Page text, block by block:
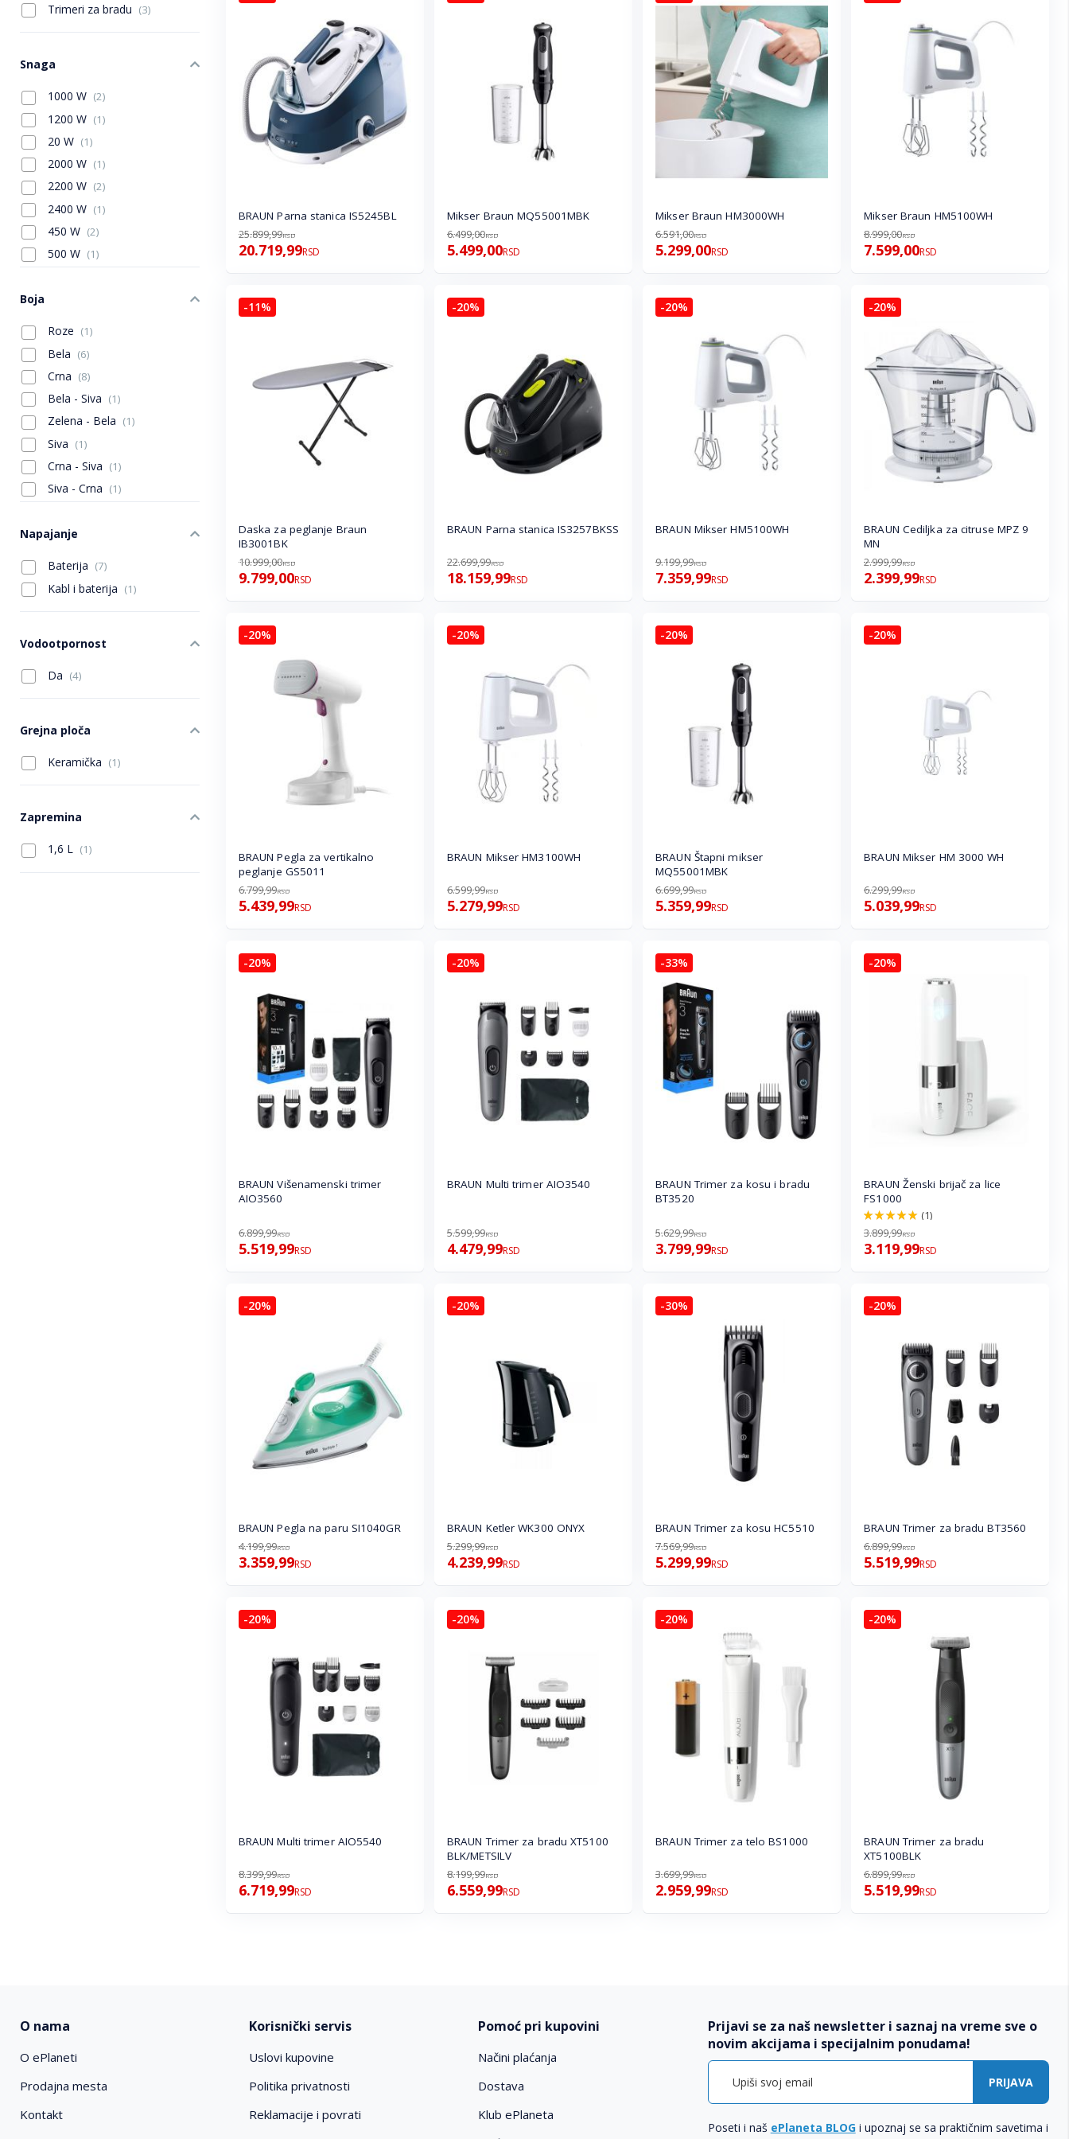
BRAUN Parna stanica IS5245BL
25.899,99RSD
20.719,99RSD
Mikser Braun MQ55001MBK
6.499,00RSD
5.499,00RSD
Mikser Braun HM3000WH
6.591,00RSD
5.299,00RSD
Mikser Braun HM5100WH
8.999,00RSD
7.599,00RSD
-11%
Daska za peglanje Braun
IB3001BK
10.999,00RSD
9.799,00RSD
-20%
BRAUN Parna stanica IS3257BKSS
22.699,99RSD
18.159,99RSD
-20%
BRAUN Mikser HM5100WH
9.199,99RSD
7.359,99RSD
-20%
BRAUN Cediljka za citruse MPZ 9
MN
2.999,99RSD
2.399,99RSD
-20%
BRAUN Pegla za vertikalno
peglanje GS5011
6.799,99RSD
5.439,99RSD
-20%
BRAUN Mikser HM3100WH
6.599,99RSD
5.279,99RSD
-20%
BRAUN Štapni mikser
MQ55001MBK
6.699,99RSD
5.359,99RSD
-20%
BRAUN Mikser HM 3000 WH
6.299,99RSD
5.039,99RSD
-20%
BRAUN Višenamenski trimer
AIO3560
6.899,99RSD
5.519,99RSD
-20%
BRAUN Multi trimer AIO3540
5.599,99RSD
4.479,99RSD
-33%
BRAUN Trimer za kosu i bradu
BT3520
5.629,99RSD
3.799,99RSD
-20%
BRAUN Ženski brijač za lice
FS1000
100.0%
(1)
3.899,99RSD
3.119,99RSD
-20%
BRAUN Pegla na paru SI1040GR
4.199,99RSD
3.359,99RSD
-20%
BRAUN Ketler WK300 ONYX
5.299,99RSD
4.239,99RSD
-30%
BRAUN Trimer za kosu HC5510
7.569,99RSD
5.299,99RSD
-20%
BRAUN Trimer za bradu BT3560
6.899,99RSD
5.519,99RSD
-20%
BRAUN Multi trimer AIO5540
8.399,99RSD
6.719,99RSD
-20%
BRAUN Trimer za bradu XT5100
BLK/METSILV
8.199,99RSD
6.559,99RSD
-20%
BRAUN Trimer za telo BS1000
3.699,99RSD
2.959,99RSD
-20%
BRAUN Trimer za bradu
XT5100BLK
6.899,99RSD
5.519,99RSD
Trimeri za bradu (3)
Snaga
1000 W (2)
1200 W (1)
20 W (1)
2000 W (1)
2200 W (2)
2400 W (1)
450 W (2)
500 W (1)
Boja
Roze (1)
Bela (6)
Crna (8)
Bela - Siva (1)
Zelena - Bela (1)
Siva (1)
Crna - Siva (1)
Siva - Crna (1)
Napajanje
Baterija (7)
Kabl i baterija (1)
Vodootpornost
Da (4)
Grejna ploča
Keramička (1)
Zapremina
1,6 L (1)
O nama
O ePlaneti
Prodajna mesta
Kontakt
Korisnički servis
Uslovi kupovine
Politika privatnosti
Reklamacije i povrati
Pomoć pri kupovini
Načini plaćanja
Dostava
Klub ePlaneta
Prijavi se za naš newsletter i saznaj na vreme sve o
novim akcijama i specijalnim ponudama!
PRIJAVA
Poseti i naš ePlaneta BLOGi upoznaj se sa praktičnim savetima i